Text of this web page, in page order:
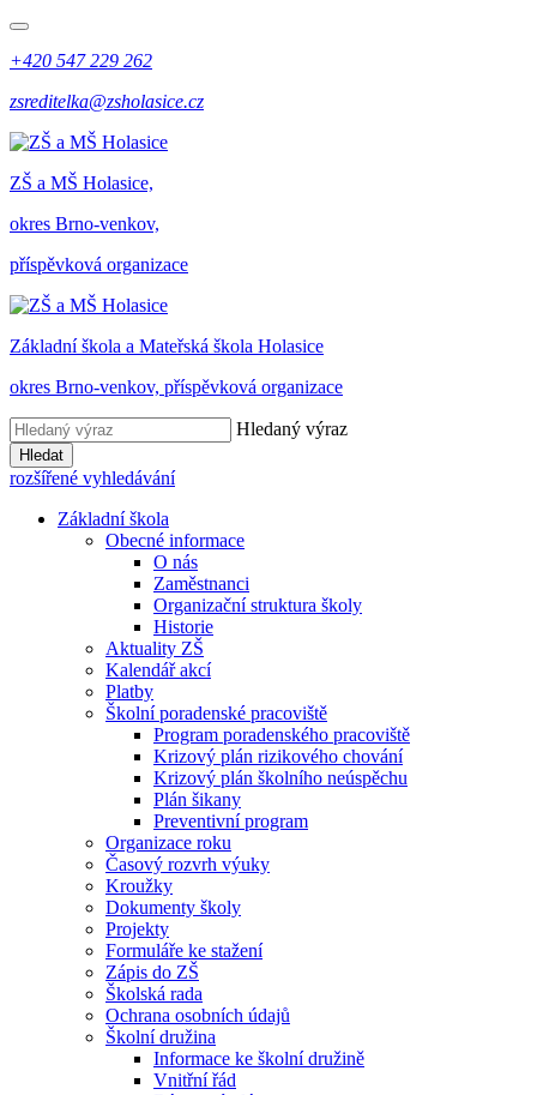
+420 547 229 262
zsreditelka@zsholasice.cz
ZŠ a MŠ Holasice,
okres Brno-venkov,
příspěvková organizace
Základní škola a Mateřská škola Holasice
okres Brno-venkov, příspěvková organizace
Hledaný výraz
Hledat
rozšířené vyhledávání
Základní škola
Obecné informace
O nás
Zaměstnanci
Organizační struktura školy
Historie
Aktuality ZŠ
Kalendář akcí
Platby
Školní poradenské pracoviště
Program poradenského pracoviště
Krizový plán rizikového chování
Krizový plán školního neúspěchu
Plán šikany
Preventivní program
Organizace roku
Časový rozvrh výuky
Kroužky
Dokumenty školy
Projekty
Formuláře ke stažení
Zápis do ZŠ
Školská rada
Ochrana osobních údajů
Školní družina
Informace ke školní družině
Vnitřní řád